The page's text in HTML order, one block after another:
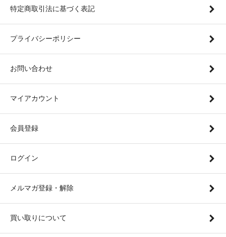
特定商取引法に基づく表記
プライバシーポリシー
お問い合わせ
マイアカウント
会員登録
ログイン
メルマガ登録・解除
買い取りについて